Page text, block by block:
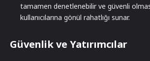
tamamen denetlenebilir ve güvenli
kullanıcılarına gönül rahatlığı sunar.
Güvenlik ve Yatırımcılar